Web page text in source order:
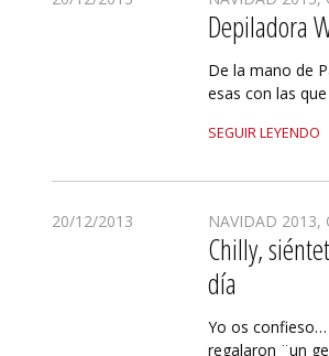
Depiladora
De la mano de
esas con las
SEGUIR LEYENDO
20/12/2013 NAVIDAD 2013,
Chilly,
día
Yo os
regalaron ¨un